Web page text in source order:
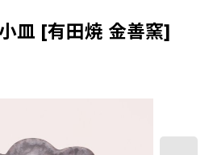
皿 [有田焼 金善窯]